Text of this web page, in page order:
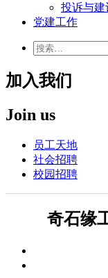
投诉与建
党建工作
加入我们
Join us
员工天地
社会招聘
校园招聘
奇石缘